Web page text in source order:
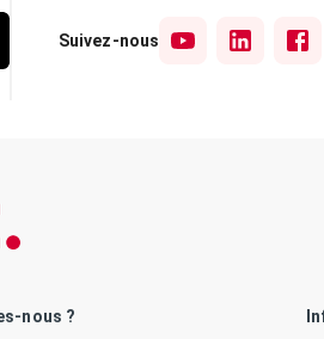
Suivez-nous
nous ?